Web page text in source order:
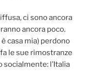
ci sono ancora
ancora poco.
casa mia) perdono
le sue rimostranze
l’Italia